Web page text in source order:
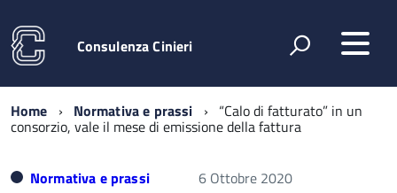
Consulenza Cinieri
Home Normativa e prassi “Calo di fatturato” in un
consorzio, vale il mese di emissione della fattura
Normativa e prassi 6 Ottobre 2020